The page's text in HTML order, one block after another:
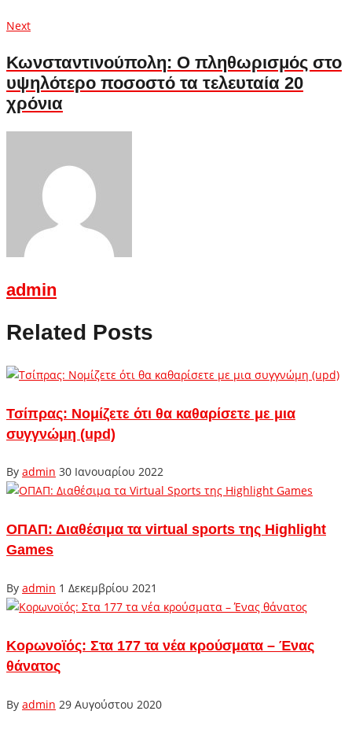
NextNext
Κωνσταντινούπολη: Ο πληθωρισμός στο
υψηλότερο ποσοστό τα τελευταία 20
χρόνια
admin
Related Posts
Τσίπρας: Νομίζετε ότι θα καθαρίσετε με μια
συγγνώμη (upd)
By admin 30 Ιανουαρίου 2022
ΟΠΑΠ: Διαθέσιμα τα virtual sports της Highlight
Games
By admin 1 Δεκεμβρίου 2021
Κορωνοϊός: Στα 177 τα νέα κρούσματα – Ένας
θάνατος
By admin 29 Αυγούστου 2020